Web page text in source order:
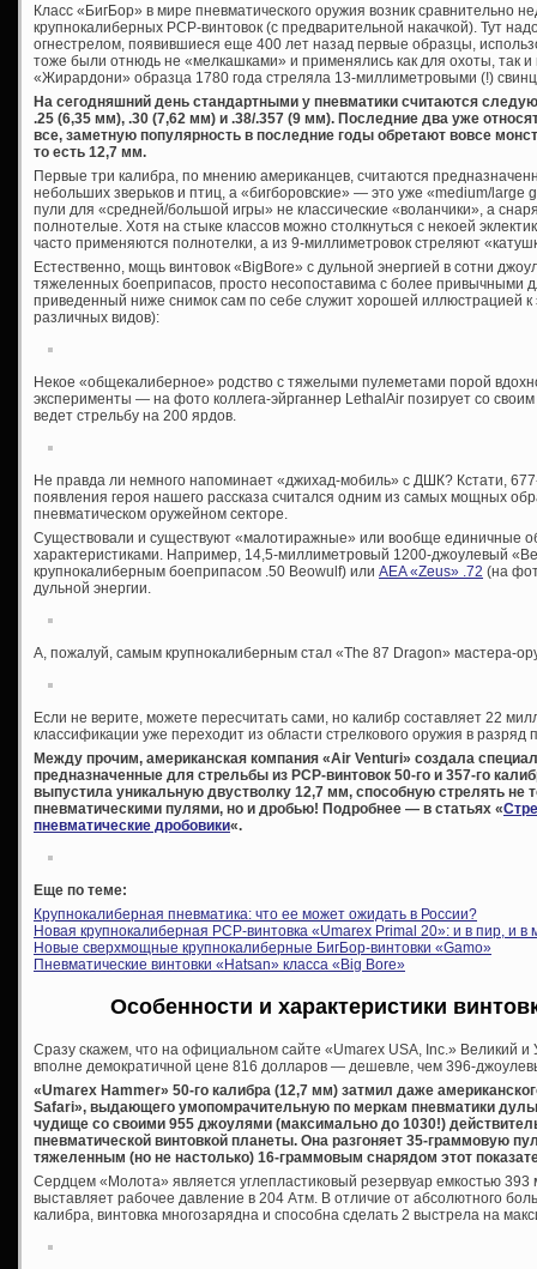
Класс «БигБор» в мире пневматического оружия возник сравнительно
крупнокалиберных PCP-винтовок (с предварительной накачкой). Тут
огнестрелом, появившиеся еще 400 лет назад первые образцы,
тоже были отнюдь не «мелкашками» и применялись как для охоты, так
«Жирардони» образца 1780 года стреляла 13-миллиметровыми (!)
На сегодняшний день стандартными у пневматики считаются
.25 (6,35 мм), .30 (7,62 мм) и .38/.357 (9 мм). Последние два уже
все, заметную популярность в последние годы обретают вовсе
то есть 12,7 мм.
Первые три калибра, по мнению американцев, считаются
небольших зверьков и птиц, а «бигборовские» — это уже «medium/
пули для «средней/большой игры» не классические «воланчики», а
полнотелые. Хотя на стыке классов можно столкнуться с некоей
часто применяются полнотелки, а из 9-миллиметровок стреляют
Естественно, мощь винтовок «BigBore» с дульной энергией в сотни
тяжеленных боеприпасов, просто несопоставима с более привычными
приведенный ниже снимок сам по себе служит хорошей иллюстрацией
различных видов):
Некое «общекалиберное» родство с тяжелыми пулеметами порой
эксперименты — на фото коллега-эйрганнер LethalAir позирует со
ведет стрельбу на 200 ярдов.
Не правда ли немного напоминает «джихад-мобиль» с ДШК? Кстати,
появления героя нашего рассказа считался одним из самых мощных
пневматическом оружейном секторе.
Существовали и существуют «малотиражные» или вообще единичные
характеристиками. Например, 14,5-миллиметровый 1200-джоулевый
крупнокалиберным боеприпасом .50 Beowulf) или AEA «Zeus» .72 (на
дульной энергии.
А, пожалуй, самым крупнокалиберным стал «The 87 Dragon» мастера-
Если не верите, можете пересчитать сами, но калибр составляет 22
классификации уже переходит из области стрелкового оружия в разряд
Между прочим, американская компания «Air Venturi» создала
предназначенные для стрельбы из PCP-винтовок 50-го и 357-го
выпустила уникальную двустволку 12,7 мм, способную стрелять не
пневматическими пулями, но и дробью! Подробнее — в статьях «
пневматические дробовики«.
Еще по теме:
Крупнокалиберная пневматика: что ее может ожидать в России?
Новая крупнокалиберная PCP-винтовка «Umarex Primal 20»: и в пир, и в
Новые сверхмощные крупнокалиберные БигБор-винтовки «Gamo»
Пневматические винтовки «Hatsan» класса «Big Bore»
Особенности и характеристики
Сразу скажем, что на официальном сайте «Umarex USA, Inc.» Великий
вполне демократичной цене 816 долларов — дешевле, чем 396-
«Umarex Hammer» 50-го калибра (12,7 мм) затмил даже
Safari», выдающего умопомрачительную по меркам пневматики
чудище со своими 955 джоулями (максимально до 1030!)
пневматической винтовкой планеты. Она разгоняет 35-граммовую
тяжеленным (но не настолько) 16-граммовым снарядом этот
Сердцем «Молота» является углепластиковый резервуар емкостью
выставляет рабочее давление в 204 Атм. В отличие от абсолютного
калибра, винтовка многозарядна и способна сделать 2 выстрела на